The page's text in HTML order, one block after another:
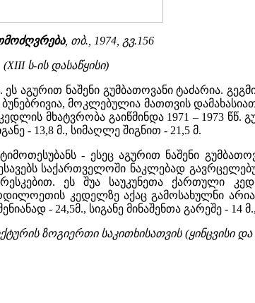
, თბ., 1974, გვ.156
(XIII ს-ის დასაწყისი)
აგურით ნაშენი გუმბათოვანი ტაძარია.
მოკლებულია მათთვის
მხატვრობა გაიწმინდა 1971 – 1973 წწ.
- 13,8 მ., სიმაღლე შიგნით - 21,5 მ.
- ესეც აგურით ნაშენი
საქართველოში ნაკლებად
ეს შუა საუკუნეთა ქართული
კედელზე აქაც გამოსახულნი
- 24,5მ., სიგანე მინაშენთა გარეშე - 14
ზოგიერთი საკითხისათვის (ყინცვისი